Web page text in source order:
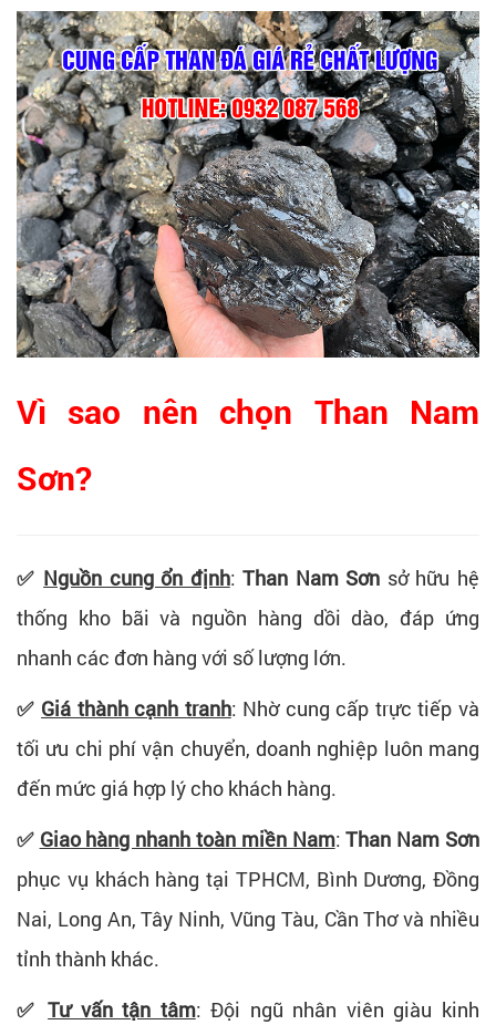
Vì sao nên chọn Than Nam
Sơn?
✅ Nguồn cung ổn định:Than Nam Sơn sở hữu hệ
thống kho bãi và nguồn hàng dồi dào, đáp ứng
nhanh các đơn hàng với số lượng lớn.
✅ Giá thành cạnh tranh: Nhờ cung cấp trực tiếp và
tối ưu chi phí vận chuyển, doanh nghiệp luôn mang
đến mức giá hợp lý cho khách hàng.
✅ Giao hàng nhanh toàn miền Nam:Than Nam Sơn
phục vụ khách hàng tại TPHCM, Bình Dương, Đồng
Nai, Long An, Tây Ninh, Vũng Tàu, Cần Thơ và nhiều
tỉnh thành khác.
✅Tư vấn tận tâm: Đội ngũ nhân viên giàu kinh